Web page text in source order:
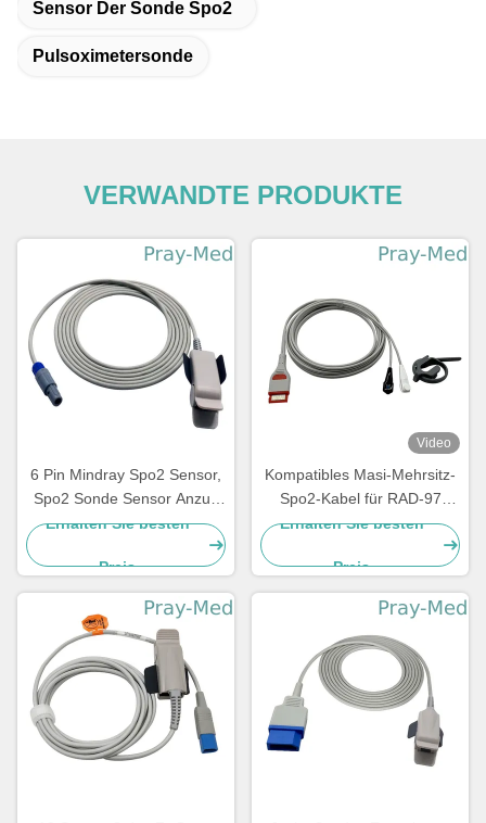
Sensor Der Sonde Spo2
Pulsoximetersonde
VERWANDTE PRODUKTE
6 Pin Mindray Spo2 Sensor,
Spo2 Sonde Sensor Anzug
für PM9000 / 8000 Kabel 3m
Erhalten Sie besten
Preis
Video
Kompatibles Masi-Mehrsitz-
Spo2-Kabel für RAD-97
4253 Masi Rot 20-Pin-
Erhalten Sie besten
Preis